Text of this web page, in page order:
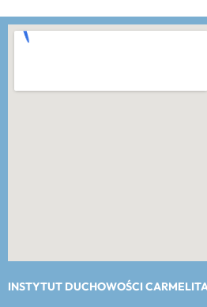
INSTYTUT DUCHOWOŚCI